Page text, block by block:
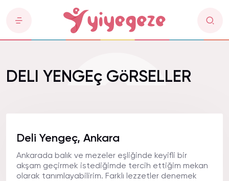
DELI YENGEç GöRSELLER
Deli Yengeç, Ankara
Ankarada balık ve mezeler eşliğinde keyifli bir
akşam geçirmek istediğimde tercih ettiğim mekan
olarak tanımlayabilirim. Farklı lezzetler denemek